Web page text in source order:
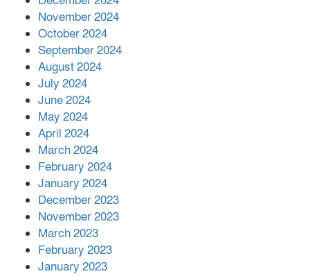
সহায়তা দিলেন সাচিং প্রু জেরী
November 2024
October 2024
September 2024
August 2024
July 2024
June 2024
May 2024
April 2024
March 2024
February 2024
January 2024
December 2023
November 2023
March 2023
February 2023
January 2023